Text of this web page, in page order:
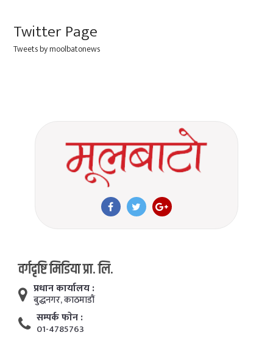
Twitter Page
Tweets by moolbatonews
वर्गदृष्टि मिडिया प्रा. लि.
प्रधान कार्यालय :
बुद्धनगर, काठमाडाैं
सम्पर्क फाेन :
01-4785763